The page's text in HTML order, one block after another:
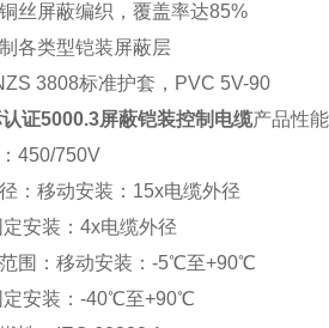
铜丝屏蔽编织，覆盖率达85%
各类型铠装屏蔽层
3808标准护套，PVC 5V-90
证5000.3屏蔽铠装控制电缆产品性能
450/750V
：移动安装： 15x电缆外径
定安装： 4x电缆外径
围：移动安装： -5℃至+90℃
定安装： -40℃至+90℃